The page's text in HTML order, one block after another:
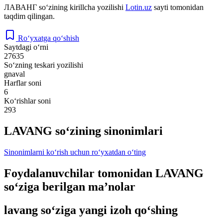
ЛАВАНГ so‘zining kirillcha yozilishi Lotin.uz sayti tomonidan
taqdim qilingan.
Ro‘yxatga qo‘shish
Saytdagi o‘rni
27635
So‘zning teskari yozilishi
gnaval
Harflar soni
6
Ko‘rishlar soni
293
LAVANG so‘zining sinonimlari
Sinonimlarni ko‘rish uchun ro‘yxatdan o‘ting
Foydalanuvchilar tomonidan LAVANG
so‘ziga berilgan ma’nolar
lavang so‘ziga yangi izoh qo‘shing